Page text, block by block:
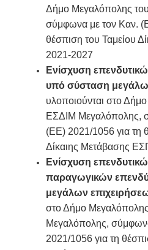
Δήμο Μεγαλόπολης
σύμφωνα με τον Καν.
θέσπιση του Ταμείου
2021-2027
Ενίσχυση
υπό σύσταση
υλοποιούνται στο
ΕΣΔΙΜ Μεγαλόπολης,
(ΕΕ) 2021/1056 για τη
Δίκαιης Μετάβασης
Ενίσχυση
παραγωγικών
μεγάλων
στο Δήμο
Μεγαλόπολης,
2021/1056 για τη